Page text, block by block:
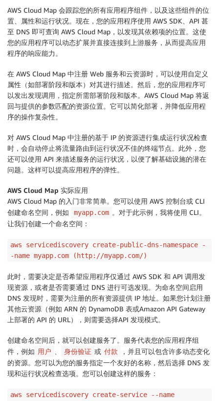
AWS Cloud Map 会跟踪您的所有应用程序组件，以及这些组件的位
置、属性和运行状况。现在，您的应用程序使用 AWS SDK、API 甚
至 DNS 即可查询 AWS Cloud Map，以发现其依赖项的位置。这使
您的应用程序可以动态扩展并直接连接到上游服务，从而提高应用
程序的响应能力。
在 AWS Cloud Map 中注册 Web 服务和云资源时，可以使用自定义
属性（如部署阶段和版本）对其进行描述。然后，您的应用程序可
以发出发现调用，指定所需部署阶段和版本。AWS Cloud Map 将返
回与提供的参数匹配的资源位置。它可以简化部署，并降低应用程
序的操作复杂性。
对 AWS Cloud Map 中注册的基于 IP 的资源进行集成运行状况检查
时，会自动停止将流量路由到运行状况不佳的终端节点。此外，您
还可以使用 API 来描述服务的运行状况，以便了解基础设施的潜在
问题。这样可以提高应用程序的弹性。
AWS Cloud Map 实际应用
AWS Cloud Map 的入门非常简单。您可以使用 AWS 控制台或 CLI
创建命名空间，例如
myapp.com 。对于此示例，我将使用 CLI。
让我们创建一个命名空间：
aws servicediscovery create-public-dns-namespace -
-name myapp.com (http://myapp.com/)
此时，需要决定是否希望应用程序仅通过 AWS SDK 和 API 调用发
现资源，或者是否需要通过 DNS 进行可选发现。为命名空间启用
DNS 发现时，需要为注册的所有资源提供 IP 地址。如果您计划注册
其他云资源（例如 ARN 的 DynamoDB 表或Amazon API Gateway
上部署的 API 的 URL），则需要选择API 发现模式。
创建命名空间后，就可以创建服务了。服务代表您的应用程序组
件，例如 用户 身份验证 或 付款
，并且可以包含许多动态变化
的资源。您可以为您的服务指定一个友好的名称，然后选择 DNS 发
现和运行状况检查选项。您可以创建这样的服务：
aws servicediscovery create-service --name